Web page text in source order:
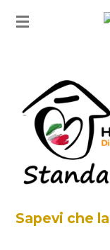
Vai
Sapevi che